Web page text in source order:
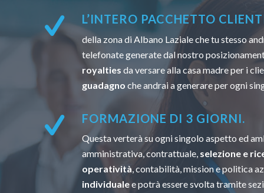
L’INTERO PACCHETTO
della zona di Albano Laziale che tu stesso
telefonate generate dal nostro
royalties da versare alla casa madre per i
guadagno che andrai a generare per ogni
FORMAZIONE DI 3 GIORNI.
Questa verterà su ogni singolo aspetto ed
amministrativa, contrattuale, selezione e
operatività, contabilità, mission e politica
individualee potrà essere svolta tramite